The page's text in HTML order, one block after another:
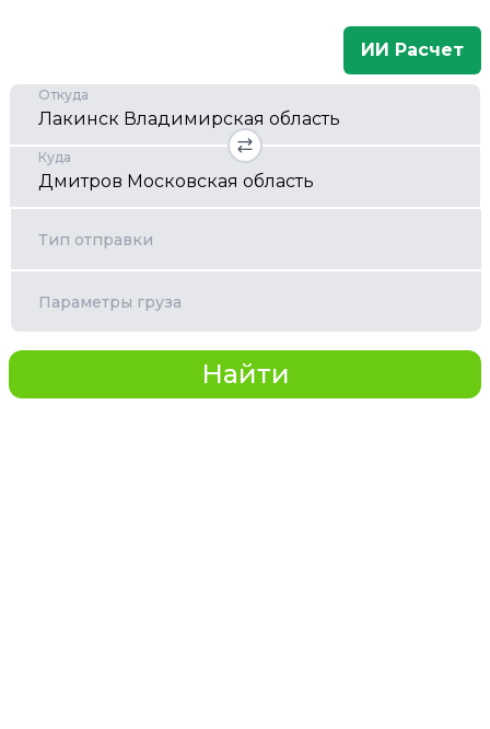
ИИ Расчет
Откуда
Куда
Тип отправки
Параметры груза
Найти